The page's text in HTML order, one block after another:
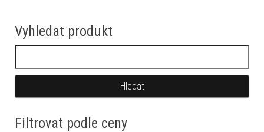
Vyhledat produkt
Filtrovat podle ceny